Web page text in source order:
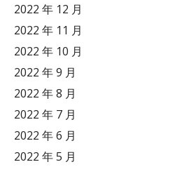
2022 年 12 月
2022 年 11 月
2022 年 10 月
2022 年 9 月
2022 年 8 月
2022 年 7 月
2022 年 6 月
2022 年 5 月